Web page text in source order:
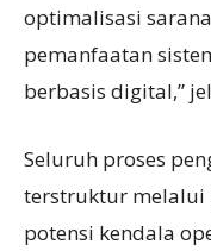
optimalisasi
pemanfaatan
berbasis digital,”
Seluruh proses
terstruktur melalui
potensi kendala